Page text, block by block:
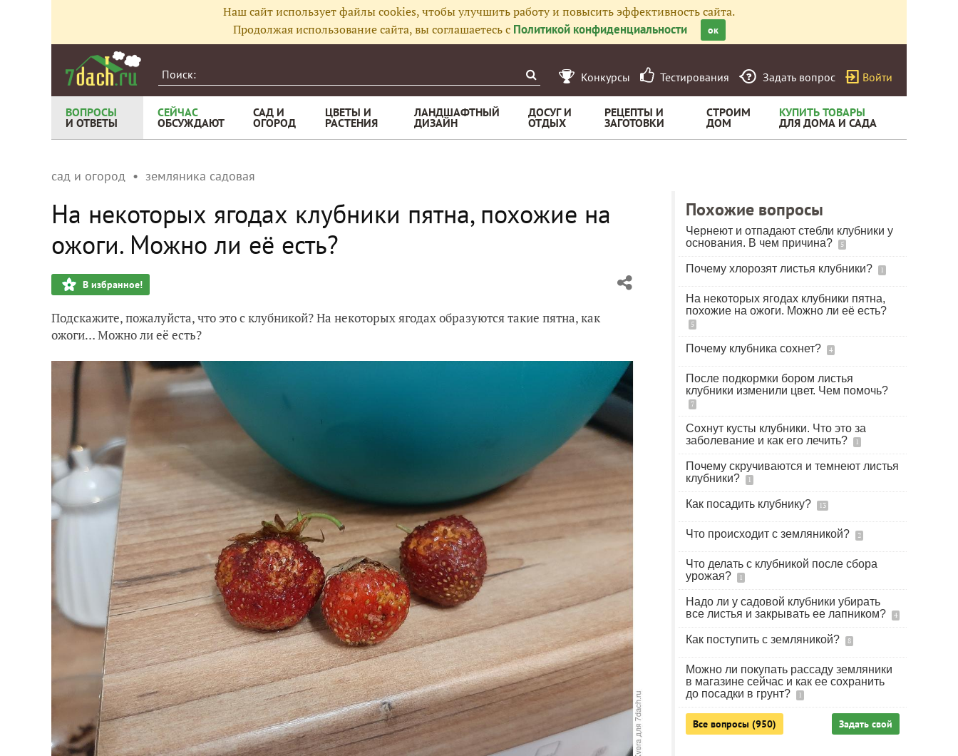
Наш сайт использует файлы cookies, чтобы улучшить работу и повысить эффективность сайта.
Продолжая использование сайта, вы соглашаетесь с Политикой конфиденциальности ок
Конкурсы Тестирования Задать вопрос Войти
ВОПРОСЫ
И ОТВЕТЫ
СЕЙЧАС
ОБСУЖДАЮТ
САД И
ОГОРОД
ЦВЕТЫ И
РАСТЕНИЯ
ЛАНДШАФТНЫЙ
ДИЗАЙН
ДОСУГ И
ОТДЫХ
РЕЦЕПТЫ И
ЗАГОТОВКИ
СТРОИМ
ДОМ
КУПИТЬ ТОВАРЫ
ДЛЯ ДОМА И САДА
сад и огород земляника садовая
На некоторых ягодах клубники пятна, похожие на
ожоги. Можно ли её есть?
В избранное!
Подскажите, пожалуйста, что это с клубникой? На некоторых ягодах образуются такие пятна, как
ожоги… Можно ли её есть?
Похожие вопросы
Чернеют и отпадают стебли клубники у
основания. В чем причина?
5
Почему хлорозят листья клубники? 1
На некоторых ягодах клубники пятна,
похожие на ожоги. Можно ли её есть?
5
Почему клубника сохнет? 4
После подкормки бором листья
клубники изменили цвет. Чем помочь?
7
Сохнут кусты клубники. Что это за
заболевание и как его лечить?
1
Почему скручиваются и темнеют листья
клубники?
1
Как посадить клубнику? 13
Что происходит с земляникой? 2
Что делать с клубникой после сбора
урожая?
1
Надо ли у садовой клубники убирать
все листья и закрывать ее лапником?
4
Как поступить с земляникой? 8
Можно ли покупать рассаду земляники
в магазине сейчас и как ее сохранить
до посадки в грунт?
1
Все вопросы (950) Задать свой